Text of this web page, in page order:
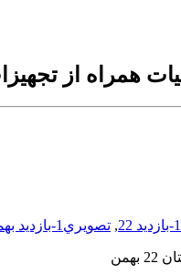
, تصويري1-بازديد بهمن